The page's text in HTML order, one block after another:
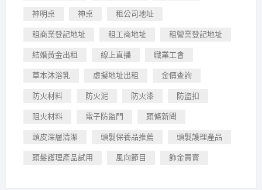
神明桌 神桌 租公司地址
租商業登記地址 租工商地址 租營業登記地址
結婚黃金出租 線上直播 職業工會
草本沐浴乳 虛擬地址出租 金價查詢
防火材料 防火泥 防火漆 防盜扣
阻火材料 電子防盜門 頭條新聞
頭皮深層清潔 頭髮保養品推薦 頭髮護理產品
頭髮護理產品試用 風向節目 飾金買賣